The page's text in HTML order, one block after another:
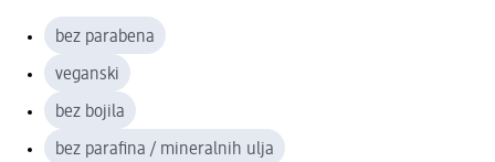
bez parabena
veganski
bez bojila
bez parafina / mineralnih ulja